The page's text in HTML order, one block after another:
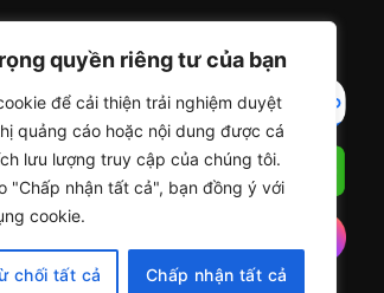
quyền riêng tư của bạn
để cải thiện trải nghiệm duyệt
quảng cáo hoặc nội dung được cá
lưu lượng truy cập của chúng tôi.
"Chấp nhận tất cả", bạn đồng ý với
cookie.
chối tất cả Chấp nhận tất cả
Phường Bảy Hiền, Thành